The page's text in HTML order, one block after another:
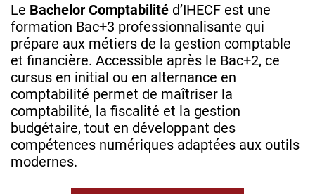
Le Bachelor Comptabilité d’IHECF est une
formation Bac+3 professionnalisante qui
prépare aux métiers de la gestion comptable
et financière. Accessible après le Bac+2, ce
cursus en initial ou en alternance en
comptabilité permet de maîtriser la
comptabilité, la fiscalité et la gestion
budgétaire, tout en développant des
compétences numériques adaptées aux outils
modernes.